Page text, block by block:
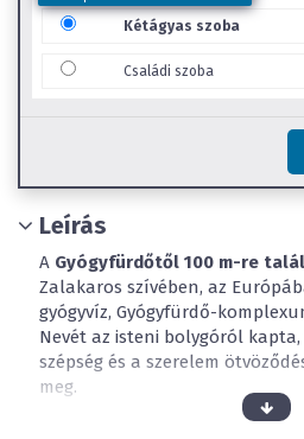
Kétágyas szoba
Családi szoba
Leírás
A Gyógyfürdőtől 100 m-re
Zalakaros szívében, az
gyógyvíz, Gyógyfürdő-
Nevét az isteni bolygóról kapta,
szépség és a szerelem
meg.